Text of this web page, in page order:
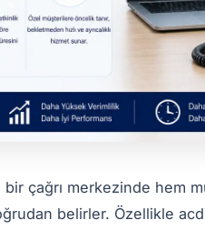
bir çağrı merkezinde hem
belirler. Özellikle